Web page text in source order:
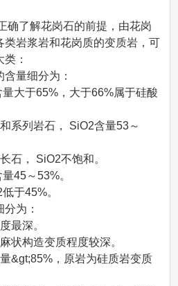
了解花岗石的前提，由花岗
类岩浆岩和花岗质的变质岩，可
：
量细分为：
大于65%，大于66%属于硅酸
系列岩石， SiO2含量53～
石， SiO2不饱和。
45～53%。
于45%。
为：
最深。
状构造变质程度较深。
&gt;85%，原岩为硅质岩变质